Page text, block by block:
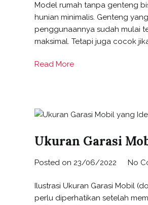
Model rumah tanpa genteng
hunian minimalis. Genteng
penggunaannya sudah mulai
maksimal. Tetapi juga cocok
Read More
Ukuran Garasi
Posted on 23/06/2022 No
Ilustrasi Ukuran Garasi Mobil
perlu diperhatikan setelah